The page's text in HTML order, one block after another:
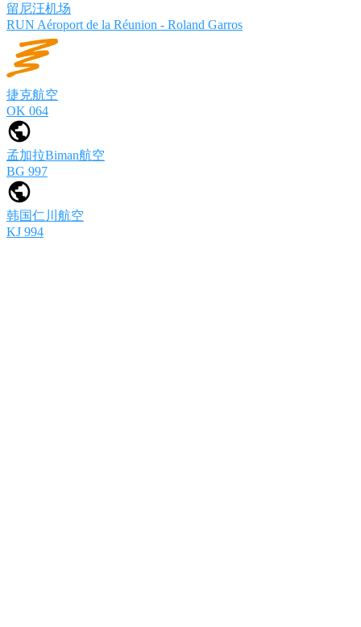
留尼汪机场
RUN Aéroport de la Réunion - Roland Garros
捷克航空
OK 064
孟加拉Biman航空
BG 997
韩国仁川航空
KJ 994